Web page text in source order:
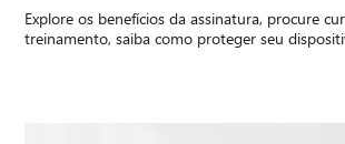
Explore os benefícios da assinatura, procure
treinamento, saiba como proteger seu